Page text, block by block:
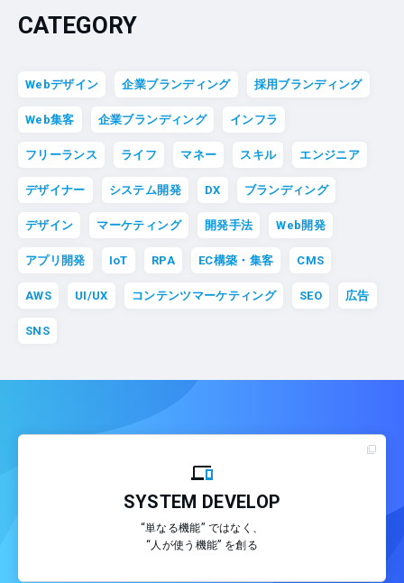
CATEGORY
Webデザイン 企業ブランディング 採用ブランディング
Web集客 企業ブランディング インフラ
フリーランス ライフ マネー スキル エンジニア
デザイナー システム開発 DX ブランディング
デザイン マーケティング 開発手法 Web開発
アプリ開発 IoT RPA EC構築・集客 CMS
AWS UI/UX コンテンツマーケティング SEO 広告
SNS
SYSTEM DEVELOP
“単なる機能” ではなく、
“人が使う機能” を創る